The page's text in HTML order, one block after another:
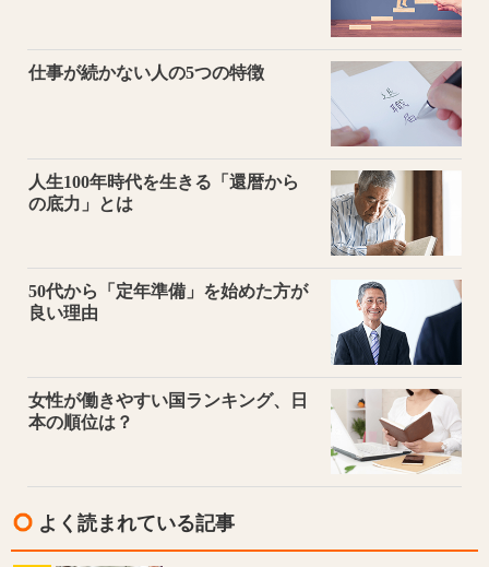
仕事が続かない人の5つの特徴
人生100年時代を生きる「還暦から
の底力」とは
50代から「定年準備」を始めた方が
良い理由
女性が働きやすい国ランキング、日
本の順位は？
よく読まれている記事